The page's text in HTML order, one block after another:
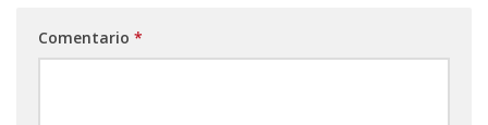
Comentario *